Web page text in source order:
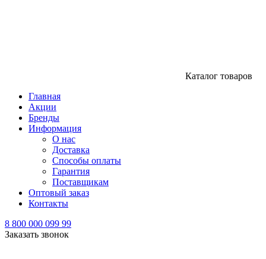
Каталог товаров
Главная
Акции
Бренды
Информация
О нас
Доставка
Способы оплаты
Гарантия
Поставщикам
Оптовый заказ
Контакты
8 800 000 099 99
Заказать звонок